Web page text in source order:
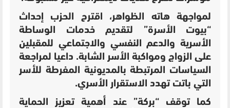
لمواجهة هاته الظواهر، اقترح الحزب
إحداث
“بيوت الأسرة” لتقديم خدمات الوساطة
الأسرية والدعم النفسي والاجتماعي للمقبلين
على الزواج ومواكبة الأسر الشابة. داعيا لمراجعة
السياسات المرتبطة بالمديونية المفرطة للأسر
التي باتت تهدد الاستقرار الأسري.
كما توقف “بركة” عند أهمية تعزيز الحماية